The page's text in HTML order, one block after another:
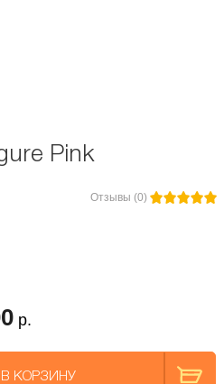
Pink
Отзывы (0)
р.
КОРЗИНУ